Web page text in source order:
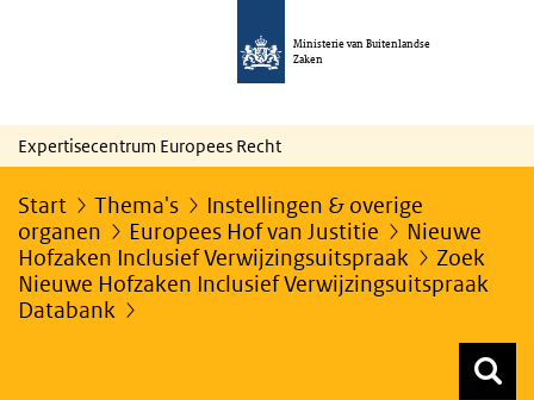
Ministerie van Buitenlandse
Zaken
Expertisecentrum Europees Recht
Start Thema's
Instellingen & overige
organen
Europees Hof van Justitie
Nieuwe
Hofzaken Inclusief Verwijzingsuitspraak
Zoek
Nieuwe Hofzaken Inclusief Verwijzingsuitspraak
Databank